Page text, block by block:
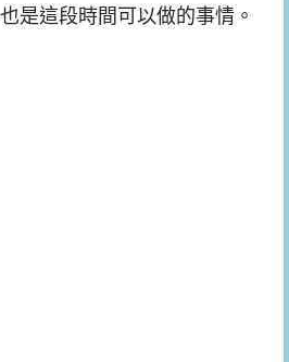
是這段時間可以做的事情。